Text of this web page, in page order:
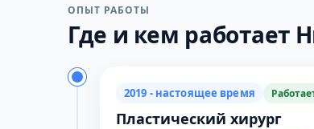
ОПЫТ РАБОТЫ
Где и кем работает
2019 - настоящее время
Пластический хирург